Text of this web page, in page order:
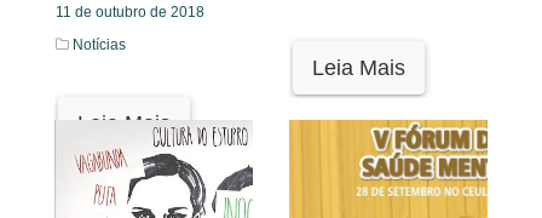
11 de outubro de 2018
Notícias
Leia Mais
Leia Mais